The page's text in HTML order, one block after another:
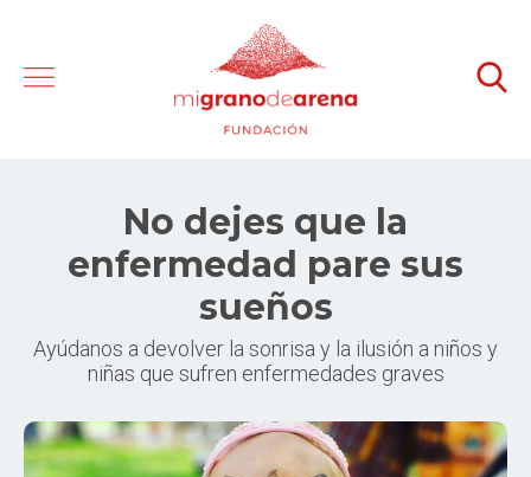
No dejes que la
enfermedad pare sus
sueños
Ayúdanos a devolver la sonrisa y la ilusión a niños y
niñas que sufren enfermedades graves